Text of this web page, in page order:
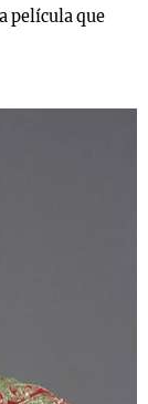
película que
en